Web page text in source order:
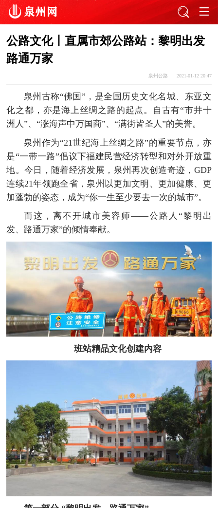
公路文化丨直属市郊公路站：黎明出发
路通万家
泉州公路 2021-01-12 20:47
泉州古称“佛国”，是全国历史文化名城、东亚文
化之都，亦是海上丝绸之路的起点。自古有“市井十
洲人”、“涨海声中万国商”、“满街皆圣人”的美誉。
泉州作为“21世纪海上丝绸之路”的重要节点，亦
是“一带一路”倡议下福建民营经济转型和对外开放重
地。今日，随着经济发展，泉州再次创造奇迹，GDP
连续21年领跑全省，泉州以更加文明、更加健康、更
加蓬勃的姿态，成为“你一生至少要去一次的城市”。
而这，离不开城市美容师——公路人“黎明出
发、路通万家”的倾情奉献。
班站精品文化创建内容